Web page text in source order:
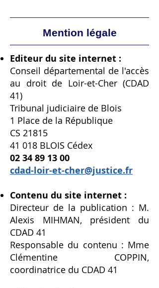
Mention légale
Editeur du site internet :
Conseil départemental de l'accès
au droit de Loir-et-Cher (CDAD
41)
Tribunal judiciaire de Blois
1 Place de la République
CS 21815
41 018 BLOIS Cédex
02 34 89 13 00
cdad-loir-et-cher@justice.fr
Contenu du site internet :
Directeur de la publication : M.
Alexis MIHMAN, président du
CDAD 41
Responsable du contenu : Mme
Clémentine COPPIN,
coordinatrice du CDAD 41​